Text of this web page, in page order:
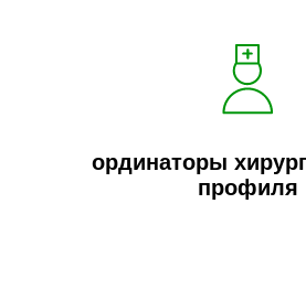
ординаторы
профиля